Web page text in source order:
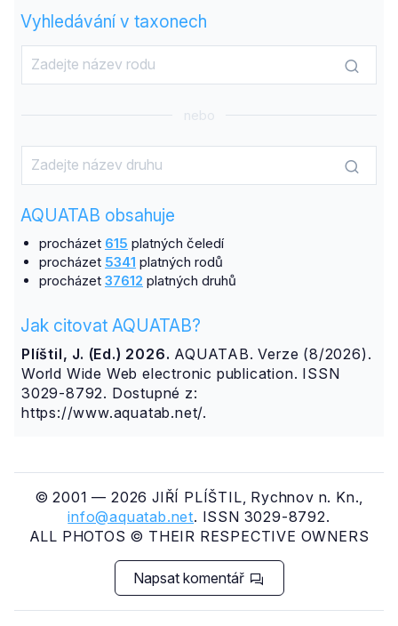
Vyhledávání v taxonech
nebo
AQUATAB obsahuje
procházet 615 platných čeledí
procházet 5341 platných rodů
procházet 37612 platných druhů
Jak citovat AQUATAB?
Plíštil, J. (Ed.) 2026. AQUATAB. Verze (8/2026).
World Wide Web electronic publication. ISSN
3029-8792. Dostupné z:
https://www.aquatab.net/.
© 2001 — 2026 JIŘÍ PLÍŠTIL, Rychnov n. Kn.,
info@aquatab.net. ISSN 3029-8792.
ALL PHOTOS © THEIR RESPECTIVE OWNERS
Napsat komentář